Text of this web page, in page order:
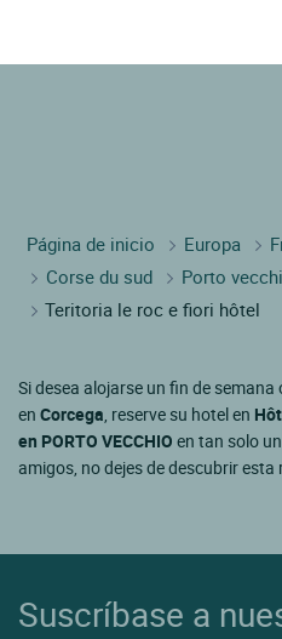
Página de inicio Europa
Corse du sud
Porto
Teritoria le roc e fiori hôtel
Si desea alojarse un fin de
en Corcega, reserve su hotel en
en PORTO VECCHIO en tan solo
amigos, no dejes de descubrir
Suscríbase a